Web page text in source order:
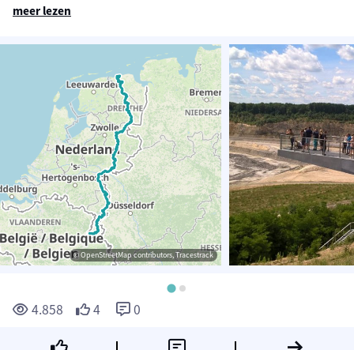
meer lezen
© OpenStreetMap contributors, Tracestrack
4.858 4 0